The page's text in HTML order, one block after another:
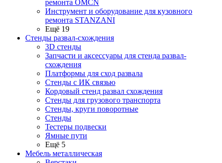
ремонта OMCN
Инструмент и оборудование для кузовного
ремонта STANZANI
Ещё 19
Стенды развал-схождения
3D стенды
Запчасти и аксессуары для стенда развал-
схождения
Платформы для сход развала
Стенды с ИК связью
Кордовый стенд развал схождения
Стенды для грузового транспорта
Стенды, круги поворотные
Стенды
Тестеры подвески
Ямные пути
Ещё 5
Мебель металлическая